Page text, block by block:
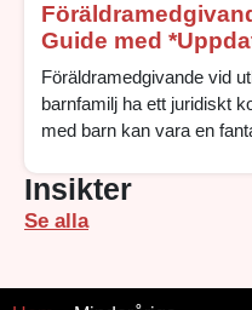
Guide med
Föräldramedgivande vid
barnfamilj ha ett juridiskt
med barn kan vara en
Insikter
Se alla